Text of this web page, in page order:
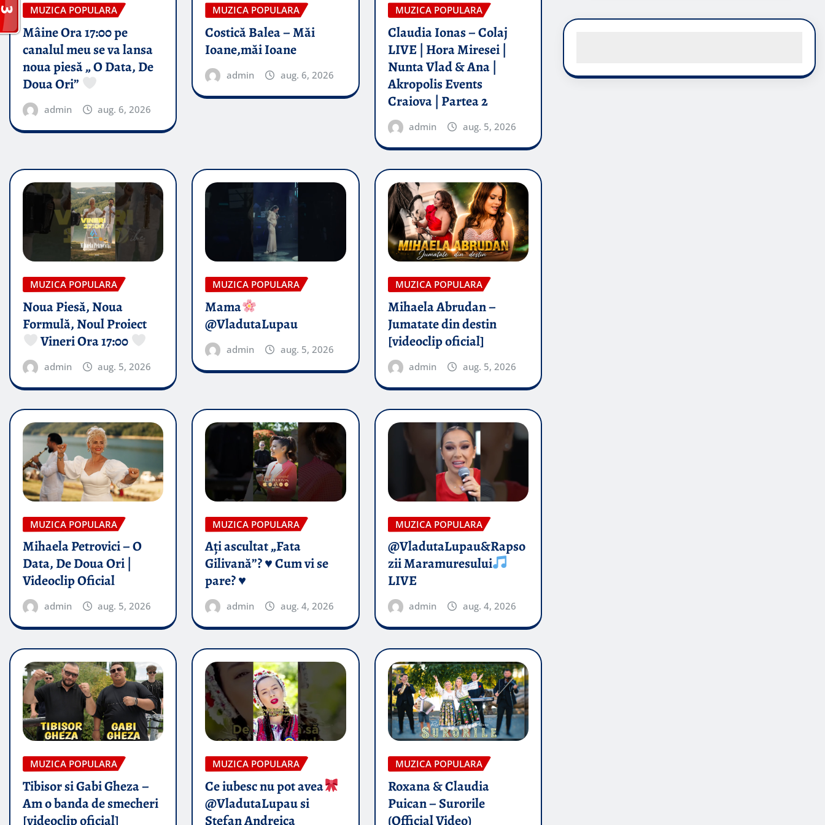
MUZICA POPULARA
Mâine Ora 17:00 pe
canalul meu se va lansa
noua piesă „ O Data, De
Doua Ori”
admin aug. 6, 2026
MUZICA POPULARA
Costică Balea – Măi
Ioane,măi Ioane
admin aug. 6, 2026
MUZICA POPULARA
Claudia Ionas – Colaj
LIVE | Hora Miresei |
Nunta Vlad & Ana |
Akropolis Events
Craiova | Partea 2
admin aug. 5, 2026
MUZICA POPULARA
Noua Piesă, Noua
Formulă, Noul Proiect
Vineri Ora 17:00
admin aug. 5, 2026
MUZICA POPULARA
Mama
@VladutaLupau
admin aug. 5, 2026
MUZICA POPULARA
Mihaela Abrudan –
Jumatate din destin
[videoclip oficial]
admin aug. 5, 2026
MUZICA POPULARA
Mihaela Petrovici – O
Data, De Doua Ori |
Videoclip Oficial
admin aug. 5, 2026
MUZICA POPULARA
Ați ascultat „Fata
Gilivană”? ♥️ Cum vi se
pare? ♥️
admin aug. 4, 2026
MUZICA POPULARA
@VladutaLupau&Rapso
zii Maramuresului
LIVE
admin aug. 4, 2026
MUZICA POPULARA
Tibisor si Gabi Gheza –
Am o banda de smecheri
[videoclip oficial]
MUZICA POPULARA
Ce iubesc nu pot avea
@VladutaLupau si
Stefan Andreica
MUZICA POPULARA
Roxana & Claudia
Puican – Surorile
(Official Video)